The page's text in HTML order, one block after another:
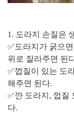
1. 도라지 손질은
✅도라지가 굵으
위로 잘라주면 된
✅껍질이 있는 도
해주면 된다.
✅깐 도라지, 껍질
다.